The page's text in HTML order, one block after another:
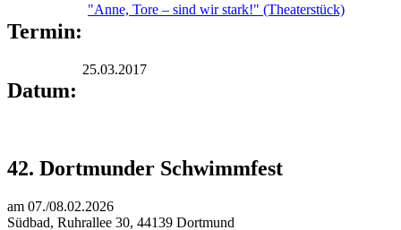
Termin:
"Anne, Tore – sind wir stark!" (Theaterstück)
Datum:
25.03.2017
42. Dortmunder Schwimmfest
am 07./08.02.2026
Südbad, Ruhrallee 30, 44139 Dortmund